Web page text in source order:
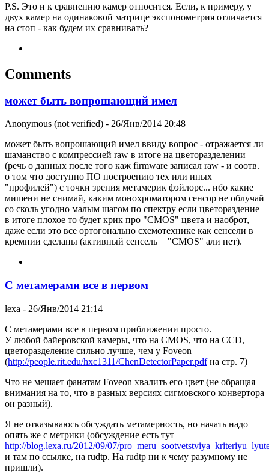
P.S. Это и к сравнению камер относится. Если, к примеру, у
двух камер на одинаковой матрице экспонометрия отличается
на стоп - как будем их сравнивать?
Comments
может быть вопрошающий имел
Anonymous (not verified) - 26/Янв/2014 20:48
может быть вопрошающий имел ввиду вопрос - отражается ли
шаманство с компрессией raw в итоге на цветоразделении
(речь о данных после того каж firmware записал raw - и соотв.
о том что доступно ПО построению тех или иных
"профилей") с точки зрения метамерик фэйлорс... ибо какие
мишени не снимай, каким монохроматором сенсор не облучай
со сколь угодно малым шагом по спектру если цветораздение
в итоге плохое то будет крик про "CMOS" цвета и наоброт,
даже если это все ортогонально схемотехнике как сенсели в
кремнии сделаны (активный сенсель = "CMOS" али нет).
С метамерами все в первом
lexa - 26/Янв/2014 21:14
С метамерами все в первом приближении просто.
У любой байеровской камеры, что на CMOS, что на CCD,
цветоразделение сильно лучше, чем у Foveon
(http://people.rit.edu/hxc1311/ChenDetectorPaper.pdfна стр. 7)
Что не мешает фанатам Foveon хвалить его цвет (не обращая
внимания на то, что в разных версиях сигмовского конвертора
он разный).
Я не отказываюсь обсуждать метамерность, но начать надо
опять же с метрики (обсуждение есть тут
http://blog.lexa.ru/2012/09/07/
и там по ссылке, на rudtp. На rudtp ни к чему разумному не
пришли).